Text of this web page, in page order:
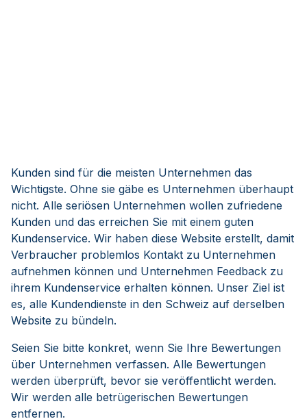
Kunden sind für die meisten Unternehmen das
Wichtigste. Ohne sie gäbe es Unternehmen überhaupt
nicht. Alle seriösen Unternehmen wollen zufriedene
Kunden und das erreichen Sie mit einem guten
Kundenservice. Wir haben diese Website erstellt, damit
Verbraucher problemlos Kontakt zu Unternehmen
aufnehmen können und Unternehmen Feedback zu
ihrem Kundenservice erhalten können. Unser Ziel ist
es, alle Kundendienste in den Schweiz auf derselben
Website zu bündeln.
Seien Sie bitte konkret, wenn Sie Ihre Bewertungen
über Unternehmen verfassen. Alle Bewertungen
werden überprüft, bevor sie veröffentlicht werden.
Wir werden alle betrügerischen Bewertungen
entfernen.